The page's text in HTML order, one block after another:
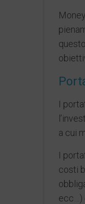
I
a cui
I
costi
ecc…)